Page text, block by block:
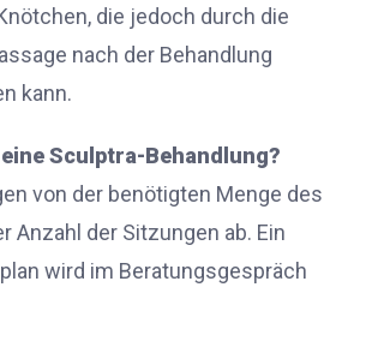
die jedoch durch die
nach der Behandlung
kann.
Sculptra-Behandlung?
von der benötigten Menge des
Anzahl der Sitzungen ab. Ein
wird im Beratungsgespräch